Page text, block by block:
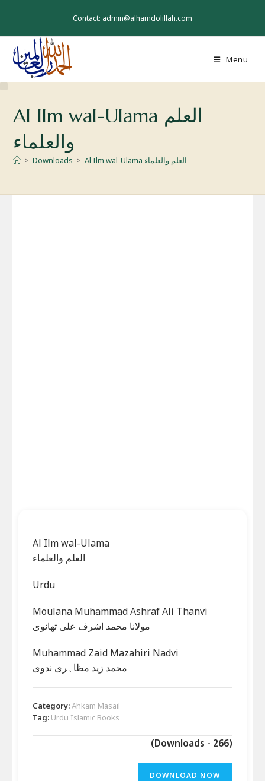
Contact: admin@alhamdolillah.com
Menu
Al Ilm wal-Ulama العلم
والعلماء
> Downloads > Al Ilm wal-Ulama العلم والعلماء
Al Ilm wal-Ulama
العلم والعلماء
Urdu
Moulana Muhammad Ashraf Ali Thanvi
مولانا محمد اشرف علی تھانوی
Muhammad Zaid Mazahiri Nadvi
محمد زید مظاہری ندوی
Category:Ahkam Masail
Tag: Urdu Islamic Books
(Downloads - 266)
DOWNLOAD NOW